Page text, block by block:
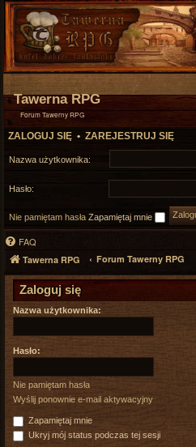
Tawerna RPG
Forum Tawerny RPG
ZALOGUJ SIĘ • ZAREJESTRUJ SIĘ
Nazwa użytkownika:
Hasło:
Nie pamiętam hasła Zapamiętaj mnie
FAQ
Tawerna RPG Forum Tawerny RPG
Zaloguj się
Nazwa użytkownika:
Hasło:
Nie pamiętam hasła
Wyślij ponownie e-mail aktywacyjny
Zapamiętaj mnie
Ukryj mój status podczas tej sesji